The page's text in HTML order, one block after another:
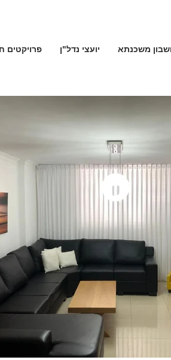
משכנתא יועצי נדל"ן פרויקטים